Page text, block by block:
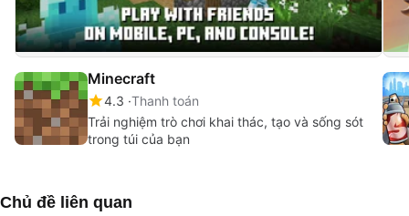
Minecraft
4.3 Thanh toán
Trải nghiệm trò chơi khai thác, tạo và sống sót
trong túi của bạn
Chủ đề liên quan